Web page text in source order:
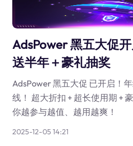
AdsPower 黑五大促
送半年＋豪礼抽奖
AdsPower 黑五大促 已开启！
线！ 超大折扣 + 超长使用期 +
你越参与越值、越用越爽！
2025-12-05 14:21